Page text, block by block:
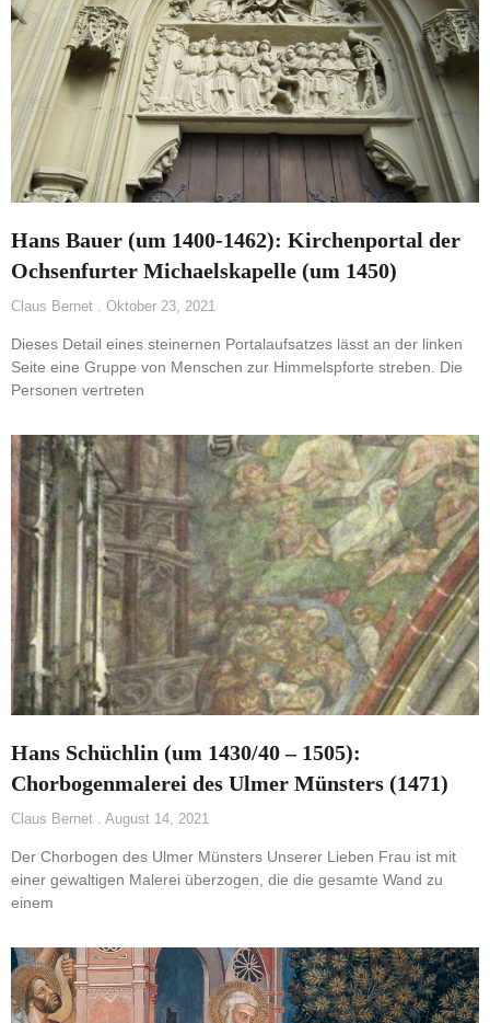
Hans Bauer (um 1400-1462): Kirchenportal der
Ochsenfurter Michaelskapelle (um 1450)
Claus Bernet Oktober 23, 2021
Dieses Detail eines steinernen Portalaufsatzes lässt an der linken
Seite eine Gruppe von Menschen zur Himmelspforte streben. Die
Personen vertreten
Hans Schüchlin (um 1430/40 – 1505):
Chorbogenmalerei des Ulmer Münsters (1471)
Claus Bernet August 14, 2021
Der Chorbogen des Ulmer Münsters Unserer Lieben Frau ist mit
einer gewaltigen Malerei überzogen, die die gesamte Wand zu
einem